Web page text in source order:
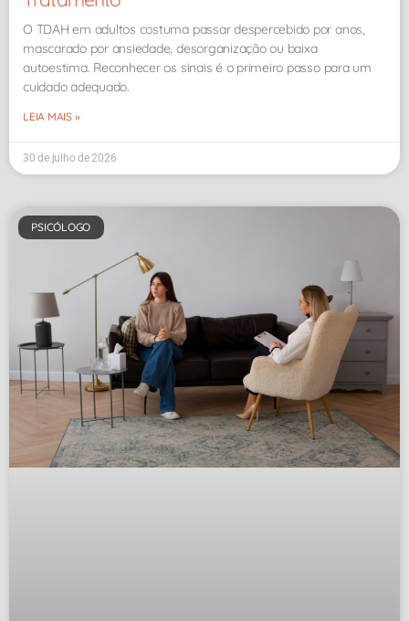
O TDAH em adultos costuma passar despercebido por anos,
mascarado por ansiedade, desorganização ou baixa
autoestima. Reconhecer os sinais é o primeiro passo para um
cuidado adequado.
LEIA MAIS »
30 de julho de 2026
PSICÓLOGO